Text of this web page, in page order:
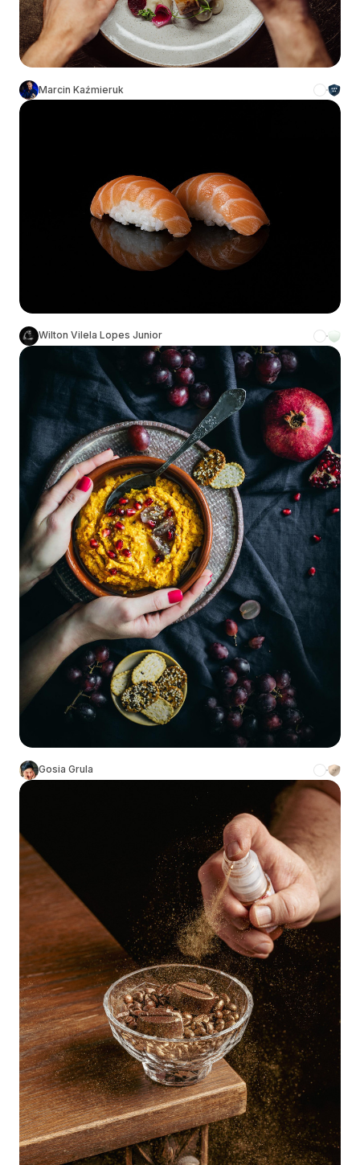
Marcin Kaźmieruk
Wilton Vilela Lopes Junior
Gosia Grula